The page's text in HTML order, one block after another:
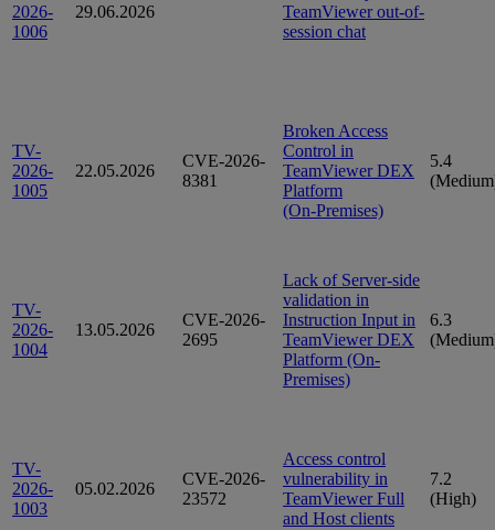
2026-
1006
29.06.2026
TeamViewer out-of-
session chat
TV-
2026-
1005
22.05.2026
CVE-2026-
8381
Broken Access
Control in
TeamViewer DEX
Platform
(On‑Premises)
5.4
TV-
2026-
1004
13.05.2026
CVE-2026-
2695
Lack of Server-side
validation in
Instruction Input in
TeamViewer DEX
Platform (On-
Premises)
6.3
TV-
2026-
1003
05.02.2026
CVE-2026-
23572
Access control
vulnerability in
TeamViewer Full
and Host clients
7.2
(High)